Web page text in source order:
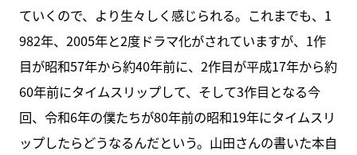
ていくので、より生々しく感じられる。これまでも、1
982年、2005年と2度ドラマ化がされていますが、1作
目が昭和57年から約40年前に、2作目が平成17年から約
60年前にタイムスリップして、そして3作目となる今
回、令和6年の僕たちが80年前の昭和19年にタイムスリ
ップしたらどうなるんだという。山田さんの書いた本自